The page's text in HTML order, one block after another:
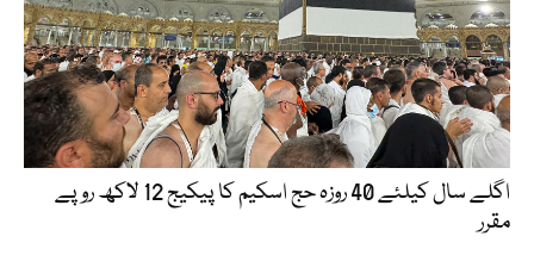
اگلے سال کیلئے 40 روزہ حج اسکیم کا پیکیج 12 لاکھ روپے
مقرر